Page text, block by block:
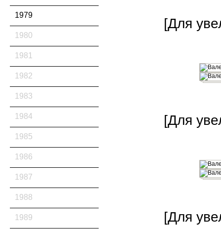
1979
1980
1981
1982
1983
1984
1985
1986
1987
1988
1989
[Для
[Для
[Для